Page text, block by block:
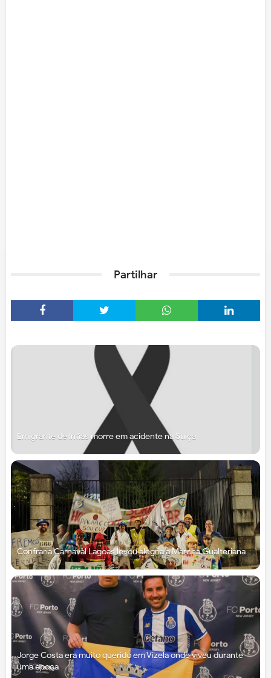
Partilhar
Emigrante de Infias morre em acidente na Suíça
Confraria Carnaval Lagoas levou alegria à Marcha Gualteriana
Jorge Costa era muito querido em Vizela onde viveu durante
uma época